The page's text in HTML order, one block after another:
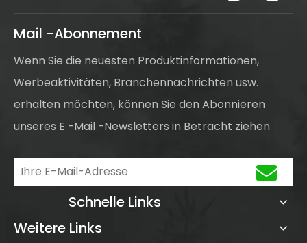
Mail -Abonnement
Wenn Sie die neuesten Produktinformationen,
Werbeaktivitäten, Branchennachrichten usw.
erhalten möchten, können Sie den Abonnieren
unseres E -Mail -Newsletters in Betracht ziehen
Schnelle Links
Weitere Links